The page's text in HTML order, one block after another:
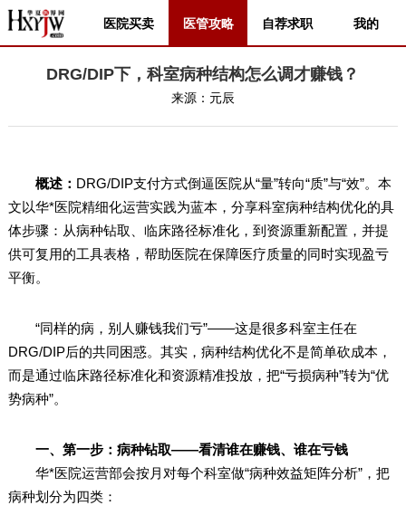
医院买卖 医管攻略 自荐求职 我的
DRG/DIP下，科室病种结构怎么调才赚钱？
来源： 元辰
概述： DRG/DIP支付方式倒逼医院从“量”转向“质”与“效”。本
文以华*医院精细化运营实践为蓝本，分享科室病种结构优化的具
体步骤：从病种钻取、临床路径标准化，到资源重新配置，并提
供可复用的工具表格，帮助医院在保障医疗质量的同时实现盈亏
平衡。
“同样的病，别人赚钱我们亏”——这是很多科室主任在
DRG/DIP后的共同困惑。其实，病种结构优化不是简单砍成本，
而是通过临床路径标准化和资源精准投放，把“亏损病种”转为“优
势病种”。
一、第一步：病种钻取——看清谁在赚钱、谁在亏钱
华*医院运营部会按月对每个科室做“病种效益矩阵分析”，把
病种划分为四类：